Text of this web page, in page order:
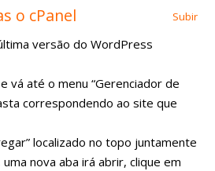
o cPanel Subir
versão do WordPress
vá até o menu “Gerenciador de
correspondendo ao site que
localizado no topo juntamente
nova aba irá abrir, clique em